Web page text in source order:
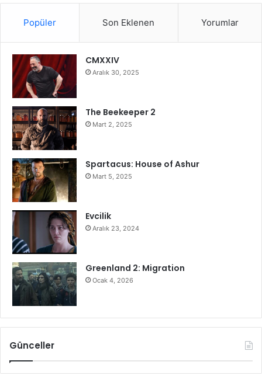
Popüler Son Eklenen Yorumlar
CMXXIV
Aralık 30, 2025
The Beekeeper 2
Mart 2, 2025
Spartacus: House of Ashur
Mart 5, 2025
Evcilik
Aralık 23, 2024
Greenland 2: Migration
Ocak 4, 2026
Günceller